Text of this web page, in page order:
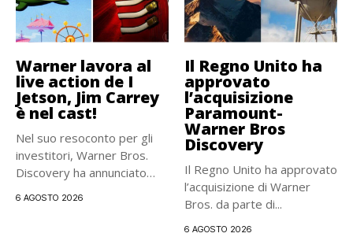
Warner lavora al
live action de I
Jetson, Jim Carrey
è nel cast!
Nel suo resoconto per gli
investitori, Warner Bros.
Discovery ha annunciato
6 AGOSTO 2026
Il Regno Unito ha
approvato
l’acquisizione
Paramount-
Warner Bros
Discovery
Il Regno Unito ha approvato
l’acquisizione di Warner
Bros. da parte di...
6 AGOSTO 2026